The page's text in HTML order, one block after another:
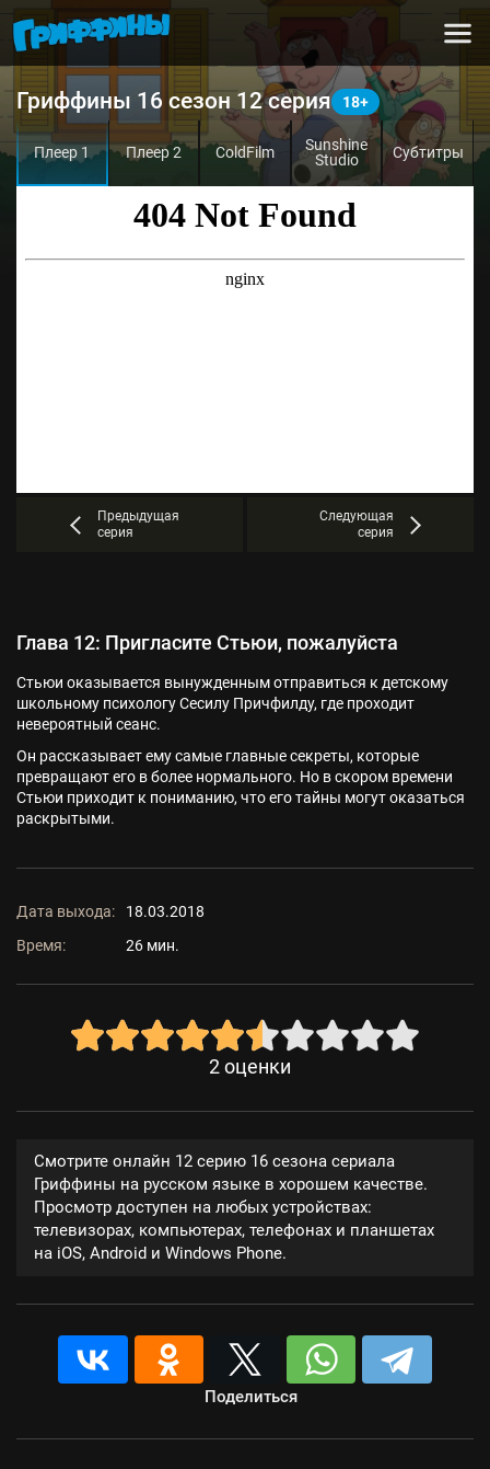
Гриффины 16 сезон 12 серия
Плеер 1 Плеер 2 ColdFilm
Sunshine
Studio
Субтитры
Предыдущая
серия
Следующая
серия
Глава 12: Пригласите Стьюи, пожалуйста
Стьюи оказывается вынужденным отправиться к детскому
школьному психологу Сесилу Причфилду, где проходит
невероятный сеанс.
Он рассказывает ему самые главные секреты, которые
превращают его в более нормального. Но в скором времени
Стьюи приходит к пониманию, что его тайны могут оказаться
раскрытыми.
Дата выхода:
18.03.2018
Время:
26 мин.
2 оценки
Смотрите онлайн 12 серию 16 сезона сериала
Гриффины на русском языке в хорошем качестве.
Просмотр доступен на любых устройствах:
телевизорах, компьютерах, телефонах и планшетах
на iOS, Android и Windows Phone.
Поделиться